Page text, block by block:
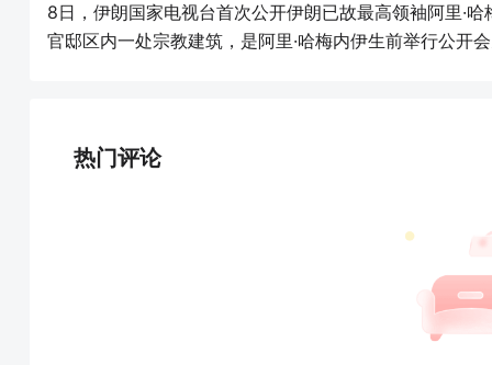
8日，伊朗国家电视台首次公开伊朗已故最高领袖阿里·
官邸区内一处宗教建筑，是阿里·哈梅内伊生前举行公开
热门评论